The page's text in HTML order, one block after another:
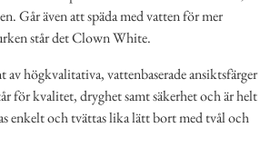
Går även att späda med vatten för mer
står det Clown White.
av högkvalitativa, vattenbaserade ansiktsfärger
för kvalitet, dryghet samt säkerhet och är helt
enkelt och tvättas lika lätt bort med tvål och